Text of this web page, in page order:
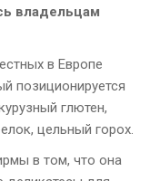
владельцам
в Европе
позиционируется
глютен,
цельный горох.
в том, что она